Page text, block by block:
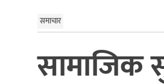
समाचार
सामाजिक